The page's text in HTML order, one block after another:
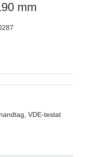
mm
VDE-testat